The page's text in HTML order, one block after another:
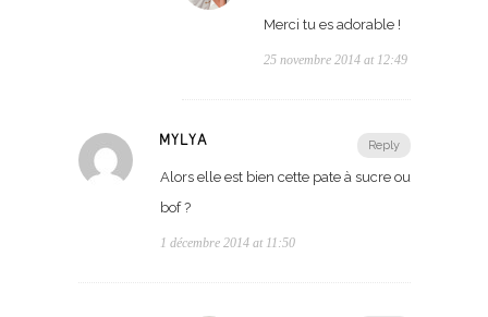
Merci tu es adorable !
25 novembre 2014 at 12:49
Reply
MYLYA
Alors elle est bien cette pate à sucre ou
bof ?
1 décembre 2014 at 11:50